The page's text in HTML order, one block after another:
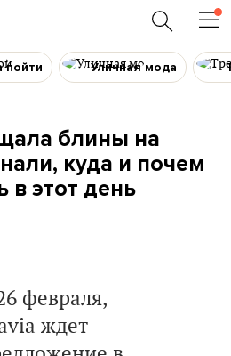
пойти Уличная мода
блины на
куда и почем
в этот день
февраля,
ждет